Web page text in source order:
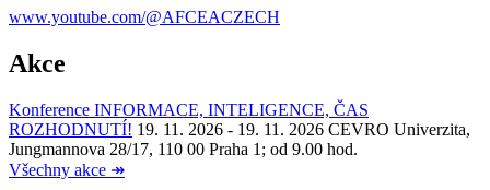
www.youtube.com/@AFCEACZECH
Akce
Konference INFORMACE, INTELIGENCE, ČAS
ROZHODNUTÍ! 19. 11. 2026 - 19. 11. 2026 CEVRO Univerzita,
Jungmannova 28/17, 110 00 Praha 1; od 9.00 hod.
Všechny akce ↠